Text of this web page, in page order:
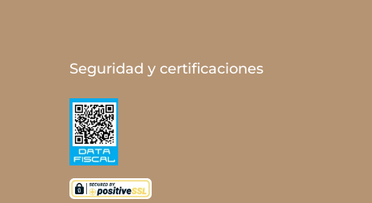
Seguridad y certificaciones